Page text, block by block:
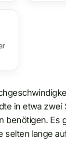
in etwa
benötigen. Es
lange